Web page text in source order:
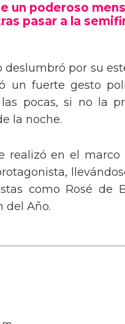
un poderoso
pasar a la
deslumbró por su
un fuerte gesto
pocas, si no la
la noche.
realizó en el
como Rosé de
del Año.